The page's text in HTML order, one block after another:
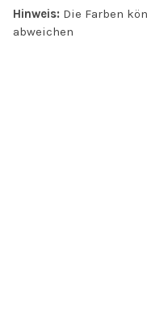
Hinweis: Die Farben
abweichen